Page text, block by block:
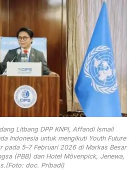
Litbang DPP KNPI, Affandi Ismail
Indonesia untuk mengikuti Youth Future
pada 5–7 Februari 2026 di Markas Besar
(PBB) dan Hotel Mövenpick, Jenewa,
doc. Pribadi)